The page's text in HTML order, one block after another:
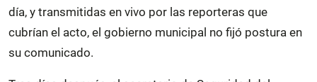
día, y transmitidas en vivo por las reporteras que
cubrían el acto, el gobierno municipal no fijó postura en
su comunicado.